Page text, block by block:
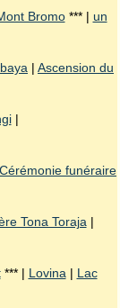
Bromo*** | un
| Ascension du
|
Cérémonie funéraire
Tona Toraja |
*** | Lovina | Lac